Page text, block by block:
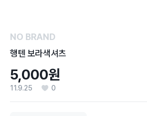
NO BRAND
행텐 보라색셔츠
5,000원
11.9.25 0